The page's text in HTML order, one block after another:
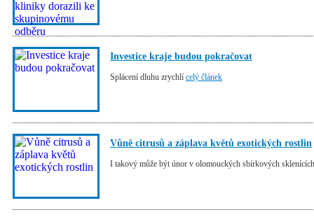
Investice kraje budou pokračovat
Splácení dluhu zrychlí celý článek
Vůně citrusů a záplava květů exotických rostlin
I takový může být únor v olomouckých sbírkových